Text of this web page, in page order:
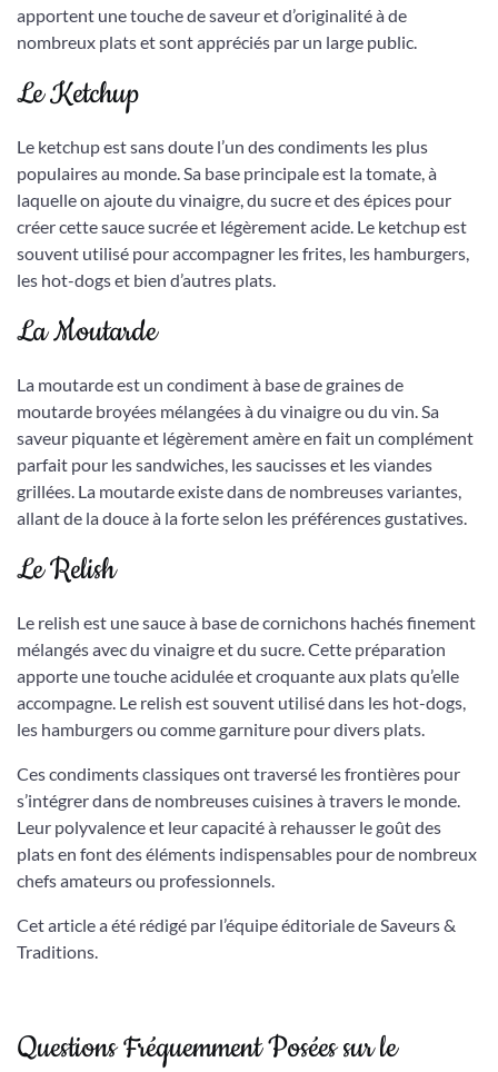
apportent une touche de saveur et d’originalité à de
nombreux plats et sont appréciés par un large public.
Le Ketchup
Le ketchup est sans doute l’un des condiments les plus
populaires au monde. Sa base principale est la tomate, à
laquelle on ajoute du vinaigre, du sucre et des épices pour
créer cette sauce sucrée et légèrement acide. Le ketchup est
souvent utilisé pour accompagner les frites, les hamburgers,
les hot-dogs et bien d’autres plats.
La Moutarde
La moutarde est un condiment à base de graines de
moutarde broyées mélangées à du vinaigre ou du vin. Sa
saveur piquante et légèrement amère en fait un complément
parfait pour les sandwiches, les saucisses et les viandes
grillées. La moutarde existe dans de nombreuses variantes,
allant de la douce à la forte selon les préférences gustatives.
Le Relish
Le relish est une sauce à base de cornichons hachés finement
mélangés avec du vinaigre et du sucre. Cette préparation
apporte une touche acidulée et croquante aux plats qu’elle
accompagne. Le relish est souvent utilisé dans les hot-dogs,
les hamburgers ou comme garniture pour divers plats.
Ces condiments classiques ont traversé les frontières pour
s’intégrer dans de nombreuses cuisines à travers le monde.
Leur polyvalence et leur capacité à rehausser le goût des
plats en font des éléments indispensables pour de nombreux
chefs amateurs ou professionnels.
Cet article a été rédigé par l’équipe éditoriale de Saveurs &
Traditions.
Questions Fréquemment Posées sur le